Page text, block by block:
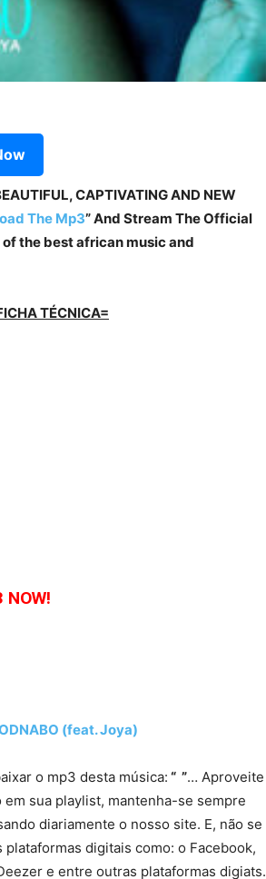
CAPTIVATING AND NEW
The Mp3” And Stream The Official
of the best african music and
TÉCNICA=
NOW!
(feat. Joya)
o mp3 desta música: “ ”… Aproveite
sua playlist, mantenha-se sempre
diariamente o nosso site. E, não se
digitais como: o Facebook,
e entre outras plataformas digiats.